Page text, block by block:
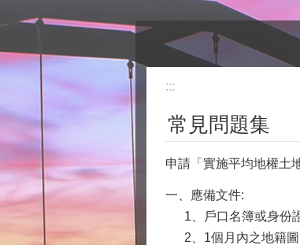
:::
常見問題集
申請「實施平均地權土
一、應備文件:
1 、戶口名簿或身份
2
1個月內之地籍